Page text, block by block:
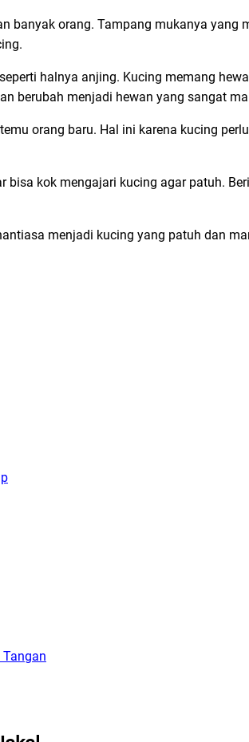
banyak orang. Tampang mukanya yang
halnya anjing. Kucing memang
berubah menjadi hewan yang sangat
orang baru. Hal ini karena kucing
kok mengajari kucing agar patuh.
menjadi kucing yang patuh dan